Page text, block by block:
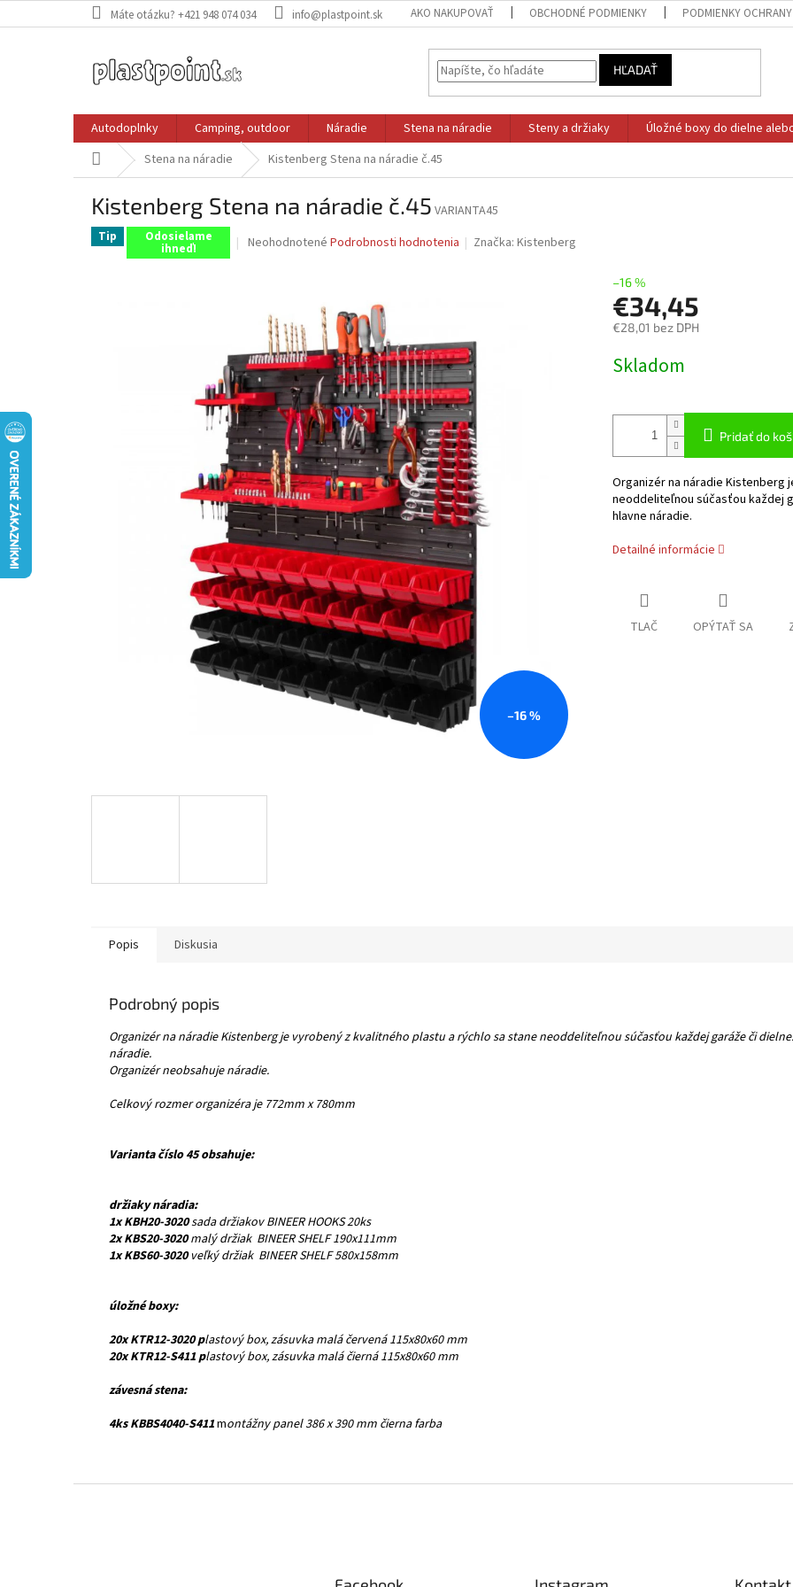
na
Máte otázku? +421 948 074 034 info@plastpoint.sk AKO NAKUPOVAŤ OBCHODNÉ PODMIENKY PODMIENKY OCHRANY
HĽADAŤ
Autodoplnky Camping, outdoor Náradie Stena na náradie Steny a držiaky Úložné boxy do dielne
DomovStena na náradie Kistenberg Stena na náradie č.45
Kistenberg Stena na náradie č.45 VARIANTA45
Tip Odosielame
ihneď!
Priemerné
hviezdičiek.
Neohodnotené Podrobnosti hodnotenia Značka:Kistenberg
–16 %
–16 %
€34,45
€28,01 bez DPH
cena:
Skladom
Pridať do
Organizér na náradie Kistenberg
neoddeliteľnou súčasťou každej
hlavne náradie.
Detailné informácie
TLAČ OPÝTAŤ SA
Popis Diskusia
Podrobný popis
Organizér na náradie Kistenberg je vyrobený z kvalitného plastu a rýchlo sa stane neoddeliteľnou súčasťou každej garáže či
náradie.
Organizér neobsahuje náradie.
Celkový rozmer organizéra je 772mm x 780mm
Varianta číslo 45 obsahuje:
držiaky náradia:
1x KBH20-3020sada držiakov BINEER HOOKS 20ks
2x KBS20-3020malý držiak BINEER SHELF 190x111mm
1x KBS60-3020veľký držiak BINEER SHELF 580x158mm
úložné boxy:
20x KTR12-3020 plastový box, zásuvka malá červená 115x80x60 mm
20x KTR12-S411 plastový box, zásuvka malá čierná 115x80x60 mm
závesná stena:
4ks KBBS4040-S411montážny panel 386 x 390 mm čierna farba